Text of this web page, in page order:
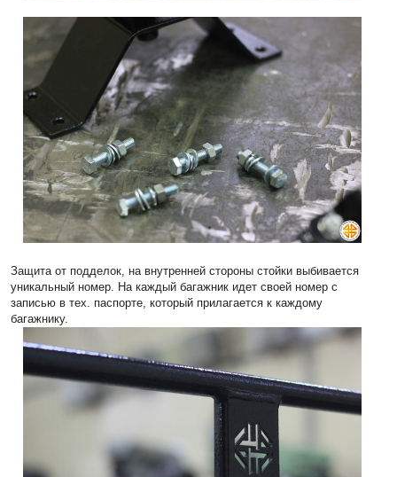
Защита от подделок, на внутренней стороны стойки выбивается
уникальный номер. На каждый багажник идет своей номер с
записью в тех. паспорте, который прилагается к каждому
багажнику.